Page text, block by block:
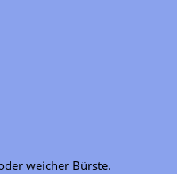
weicher Bürste.